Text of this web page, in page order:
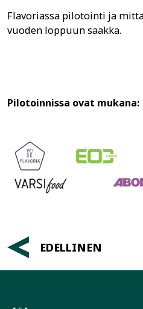
Flavoriassa pilotointi ja
vuoden loppuun saakka.
Pilotoinnissa ovat mukana:
Artikkelien
selaus
EDELLINEN